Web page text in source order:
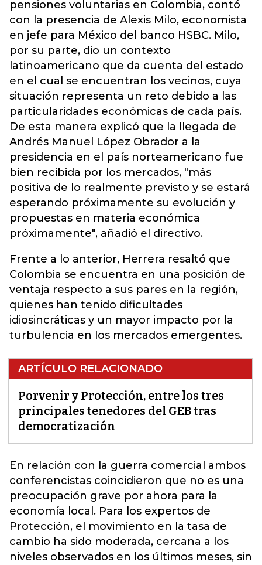
pensiones voluntarias en Colombia, contó
con la presencia de Alexis Milo, economista
en jefe para México del banco HSBC. Milo,
por su parte, dio un contexto
latinoamericano que da cuenta del estado
en el cual se encuentran los vecinos, cuya
situación representa un reto debido a las
particularidades económicas de cada país.
De esta manera explicó que la llegada de
Andrés Manuel López Obrador a la
presidencia en el país norteamericano fue
bien recibida por los mercados, "más
positiva de lo realmente previsto y se estará
esperando próximamente su evolución y
propuestas en materia económica
próximamente", añadió el directivo.
Frente a lo anterior, Herrera resaltó que
Colombia se encuentra en una posición de
ventaja respecto a sus pares en la región,
quienes han tenido dificultades
idiosincráticas y un mayor impacto por la
turbulencia en los mercados emergentes.
ARTÍCULO RELACIONADO
Porvenir y Protección, entre los tres
principales tenedores del GEB tras
democratización
En relación con la guerra comercial ambos
conferencistas coincidieron que no es una
preocupación grave por ahora para la
economía local. Para los expertos de
Protección, el movimiento en la tasa de
cambio ha sido moderada, cercana a los
niveles observados en los últimos meses, sin